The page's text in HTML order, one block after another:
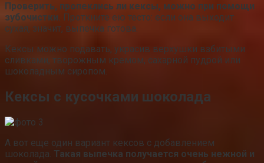
Проверить, пропеклись ли кексы, можно при помощи
зубочистки. Проткните ею тесто: если она выходит
сухая, значит, выпечка готова.
Кексы можно подавать, украсив верхушки взбитыми
сливками, творожным кремом, сахарной пудрой или
шоколадным сиропом.
Кексы с кусочками шоколада
А вот еще один вариант кексов с добавлением
шоколада. Такая выпечка получается очень нежной и